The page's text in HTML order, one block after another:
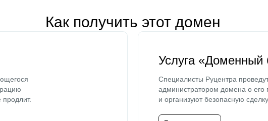
Как получить этот домен
Услуга «Доменный
Специалисты Руцентра
администратором домена о
и организуют безопасную сделку.